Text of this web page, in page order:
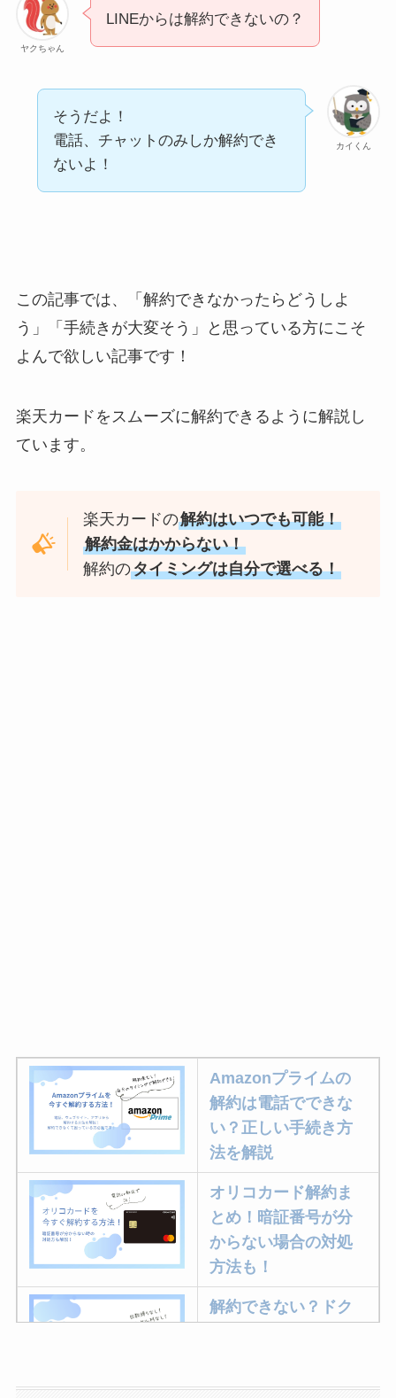
解約できない？電話以外
に手続きする方法ある？
電話が繋がらない時の裏
解約できない？バロニー
ヤクちゃん
LINEからは解約できないの？
カイくん
そうだよ！
電話、チャットのみしか解約でき
ないよ！
この記事では、「解約できなかったらどうしよ
う」「手続きが大変そう」と思っている方にこそ
よんで欲しい記事です！
楽天カードをスムーズに解約できるように解説し
ています。
楽天カードの解約はいつでも可能！
解約金はかからない！
解約のタイミングは自分で選べる！
Amazonプライムの
解約は電話でできな
い？正しい手続き方
法を解説
オリコカード解約ま
とめ！暗証番号が分
からない場合の対処
方法も！
解約できない？ドク